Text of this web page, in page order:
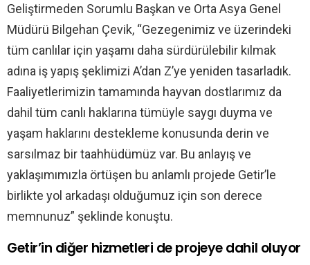
Geliştirmeden Sorumlu Başkan ve Orta Asya Genel
Müdürü Bilgehan Çevik, “Gezegenimiz ve üzerindeki
tüm canlılar için yaşamı daha sürdürülebilir kılmak
adına iş yapış şeklimizi A’dan Z’ye yeniden tasarladık.
Faaliyetlerimizin tamamında hayvan dostlarımız da
dahil tüm canlı haklarına tümüyle saygı duyma ve
yaşam haklarını destekleme konusunda derin ve
sarsılmaz bir taahhüdümüz var. Bu anlayış ve
yaklaşımımızla örtüşen bu anlamlı projede Getir’le
birlikte yol arkadaşı olduğumuz için son derece
memnunuz” şeklinde konuştu.
Getir’in diğer hizmetleri de projeye dahil oluyor